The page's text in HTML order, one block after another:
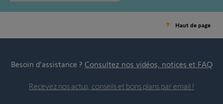
Haut de page
Besoin d’assistance ? Consultez nos vidéos, notices et FAQ
Recevez nos actus, conseils et bons plans par email !